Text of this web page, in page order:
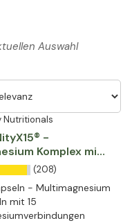
Auswahl
Nutritionals
-
Komplex mit
(208)
- Multimagnesium
mit 15